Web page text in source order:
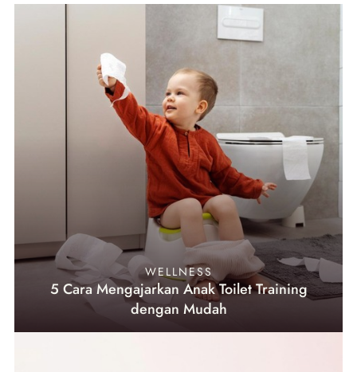
WELLNESS
5 Cara Mengajarkan Anak Toilet Training
dengan Mudah